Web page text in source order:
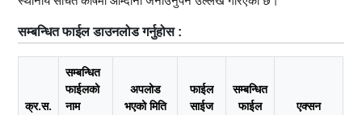
सम्बन्धित फाईल डाउनलोड गर्नुहोस :
क्र.स.
सम्बन्धित
फाईलको
नाम
अपलोड
भएको मिति
फाईल
साईज
सम्बन्धित
फाईल
एक्सन